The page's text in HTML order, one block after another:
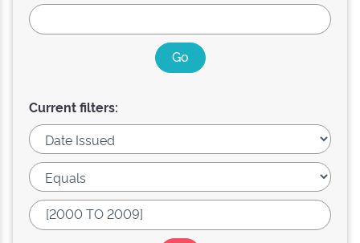
Current filters: